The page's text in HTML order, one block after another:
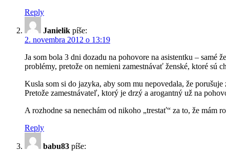
Reply
Janielik píše:
2. novembra 2012 o 13:19
Ja som bola 3 dni dozadu na pohovore na asistentku –
problémy, pretože on nemieni zamestnávať ženské, ktoré
Kusla som si do jazyka, aby som mu nepovedala, že
Pretože zamestnávateľ, ktorý je drzý a arogantný už na
A rozhodne sa nenechám od nikoho „trestať“ za to, že mám
Reply
babu83 píše: